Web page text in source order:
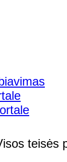
teisės